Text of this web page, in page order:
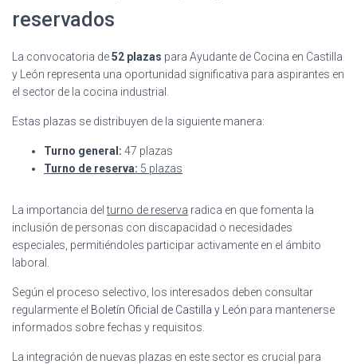
reservados
La convocatoria de52 plazas para Ayudante de Cocina en Castilla
y León representa una oportunidad significativa para aspirantes en
el sector de la cocina industrial.
Estas plazas se distribuyen de la siguiente manera:
Turno general: 47 plazas
Turno de reserva: 5 plazas
La importancia delturno de reserva radica en que fomenta la
inclusión de personas con discapacidad o necesidades
especiales, permitiéndoles participar activamente en el ámbito
laboral.
Según el proceso selectivo, los interesados deben consultar
regularmente el Boletín Oficial de Castilla y León para mantenerse
informados sobre fechas y requisitos.
La integración de nuevas plazas en este sector es crucial para